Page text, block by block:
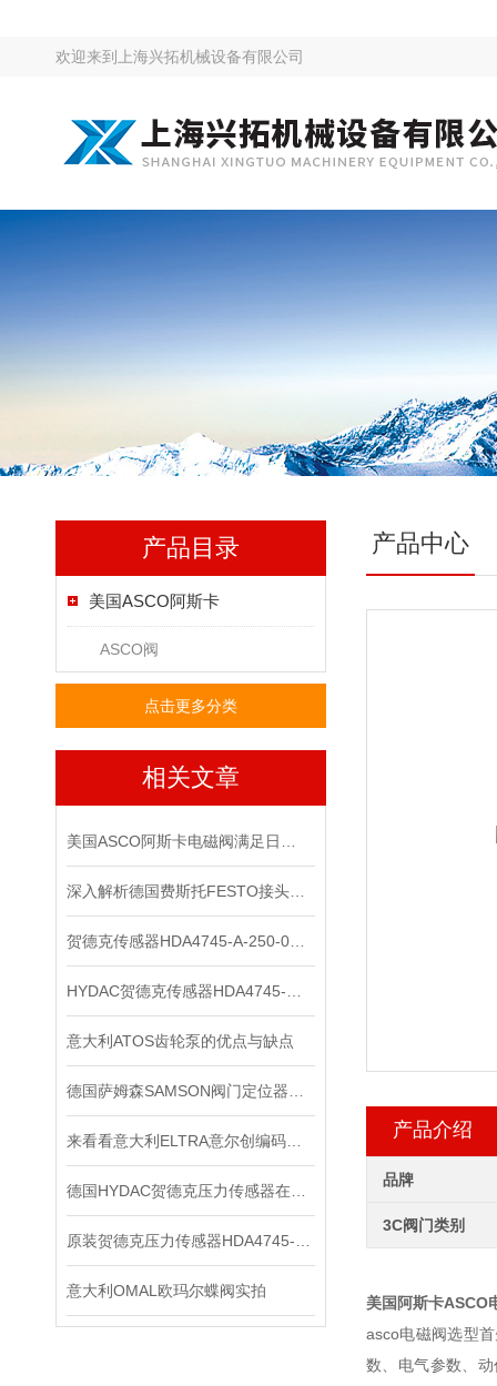
欢迎来到 上海兴拓机械设备有限公司
产品目录
美国ASCO阿斯卡
ASCO阀
点击更多分类
相关文章
意大利ATOS齿轮泵的优点与缺点
意大利OMAL欧玛尔蝶阀实拍
产品中心
产品介绍
品牌
3C阀门类别
美国阿斯卡ASCO
asco电磁阀选型
数、电气参数、